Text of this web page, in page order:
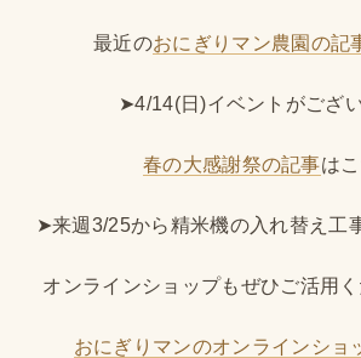
最近のおにぎりマン農園の記
➤4/14(日)イベントがござい
春の大感謝祭の記事は
➤来週3/25から精米機の入れ替え工
オンラインショップもぜひご活用く
おにぎりマンのオンラインショ